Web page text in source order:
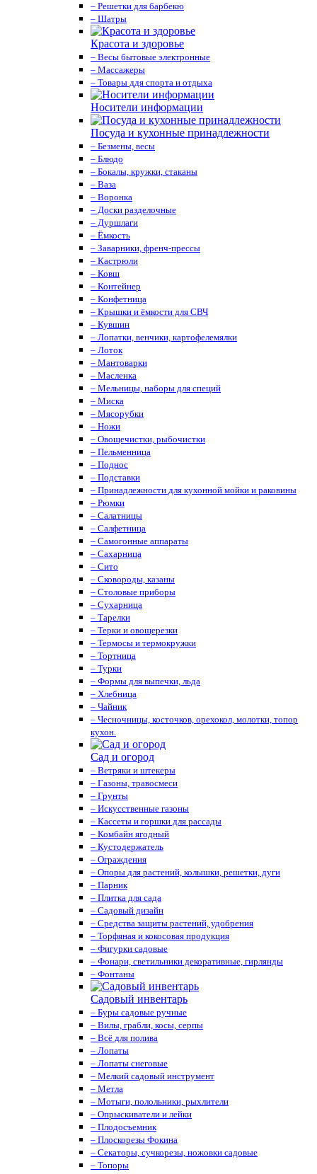
– Решетки для барбекю
– Шатры
Красота и здоровье
– Весы бытовые электронные
– Массажеры
– Товары ддя спорта и отдыха
Носители информации
Посуда и кухонные принадлежности
– Безмены, весы
– Блюдо
– Бокалы, кружки, стаканы
– Ваза
– Воронка
– Доски разделочные
– Дуршлаги
– Ёмкость
– Заварники, френч-прессы
– Кастрюли
– Ковш
– Контейнер
– Конфетница
– Крышки и ёмкости для СВЧ
– Кувшин
– Лопатки, венчики, картофелемялки
– Лоток
– Мантоварки
– Масленка
– Мельницы, наборы для специй
– Миска
– Мясорубки
– Ножи
– Овощечистки, рыбочистки
– Пельменница
– Поднос
– Подставки
– Принадлежности для кухонной мойки и раковины
– Рюмки
– Салатницы
– Салфетница
– Самогонные аппараты
– Сахарница
– Сито
– Сковороды, казаны
– Столовые приборы
– Сухарница
– Тарелки
– Терки и овощерезки
– Термосы и термокружки
– Тортница
– Турки
– Формы для выпечки, льда
– Хлебница
– Чайник
– Чесночницы, косточков, орехокол, молотки, топор
кухон.
Сад и огород
– Ветряки и штекеры
– Газоны, травосмеси
– Грунты
– Искусственные газоны
– Кассеты и горшки для рассады
– Комбайн ягодный
– Кустодержатель
– Ограждения
– Опоры для растений, колышки, решетки, дуги
– Парник
– Плитка для сада
– Садовый дизайн
– Средства защиты растений, удобрения
– Торфяная и кокосовая продукция
– Фигурки садовые
– Фонари, светильники декоративные, гирлянды
– Фонтаны
Садовый инвентарь
– Буры садовые ручные
– Вилы, грабли, косы, серпы
– Всё для полива
– Лопаты
– Лопаты снеговые
– Мелкий садовый инструмент
– Метла
– Мотыги, полольники, рыхлители
– Опрыскиватели и лейки
– Плодосъемник
– Плоскорезы Фокина
– Секаторы, сучкорезы, ножовки садовые
– Топоры